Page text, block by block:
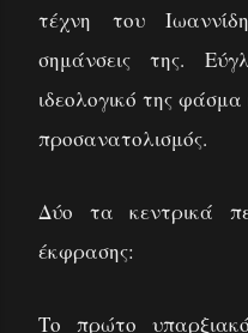
τέχνη του
σημάνσεις της.
ιδεολογικό της
προσανατολισμός.
Δύο τα κεντρικά
έκφρασης:
Το πρώτο